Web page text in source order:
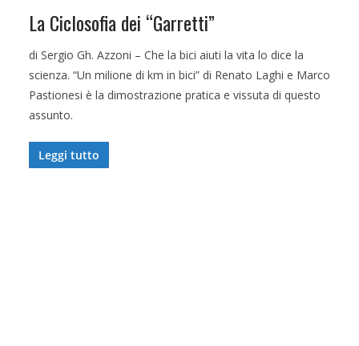
La Ciclosofia dei “Garretti”
di Sergio Gh. Azzoni – Che la bici aiuti la vita lo dice la
scienza. “Un milione di km in bici” di Renato Laghi e Marco
Pastionesi è la dimostrazione pratica e vissuta di questo
assunto.
Leggi tutto